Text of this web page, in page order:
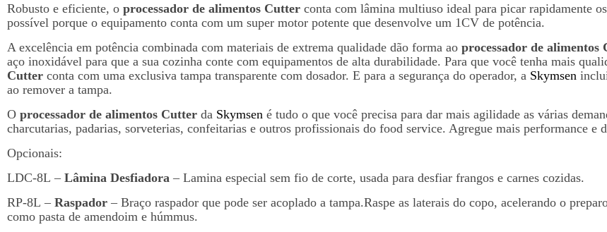
Robusto e eficiente, o processador de alimentos Cutter conta com lâmina multiuso ideal para picar rapidamente
possível porque o equipamento conta com um super motor potente que desenvolve um 1CV de potência.
A excelência em potência combinada com materiais de extrema qualidade dão forma ao processador de alimentos
aço inoxidável para que a sua cozinha conte com equipamentos de alta durabilidade. Para que você tenha mais
Cutter conta com uma exclusiva tampa transparente com dosador. E para a segurança do operador, a Skymsen
ao remover a tampa.
O processador de alimentos Cutter da Skymsen é tudo o que você precisa para dar mais agilidade as várias
charcutarias, padarias, sorveterias, confeitarias e outros profissionais do food service. Agregue mais performance e
Opcionais:
LDC-8L – Lâmina Desfiadora – Lamina especial sem fio de corte, usada para desfiar frangos e carnes cozidas.
RP-8L – Raspador – Braço raspador que pode ser acoplado a tampa.Raspe as laterais do copo, acelerando o
como pasta de amendoim e húmmus.